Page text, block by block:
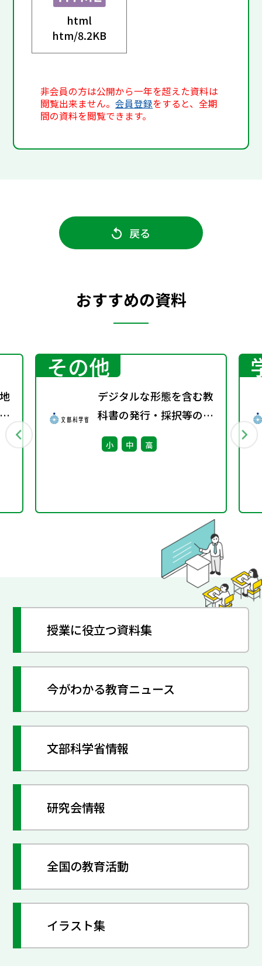
html
htm/8.2KB
非会員の方は公開から一年を超えた資料は
閲覧出来ません。会員登録をすると、全期
間の資料を閲覧できます。
戻る
おすすめの資料
その他
デジタルな形態を含む教
科書の発行・採択等の指
針に関する検討会議（第
3回） 配布資料
小 中 高
授業に役立つ資料集
今がわかる教育ニュース
文部科学省情報
研究会情報
全国の教育活動
イラスト集